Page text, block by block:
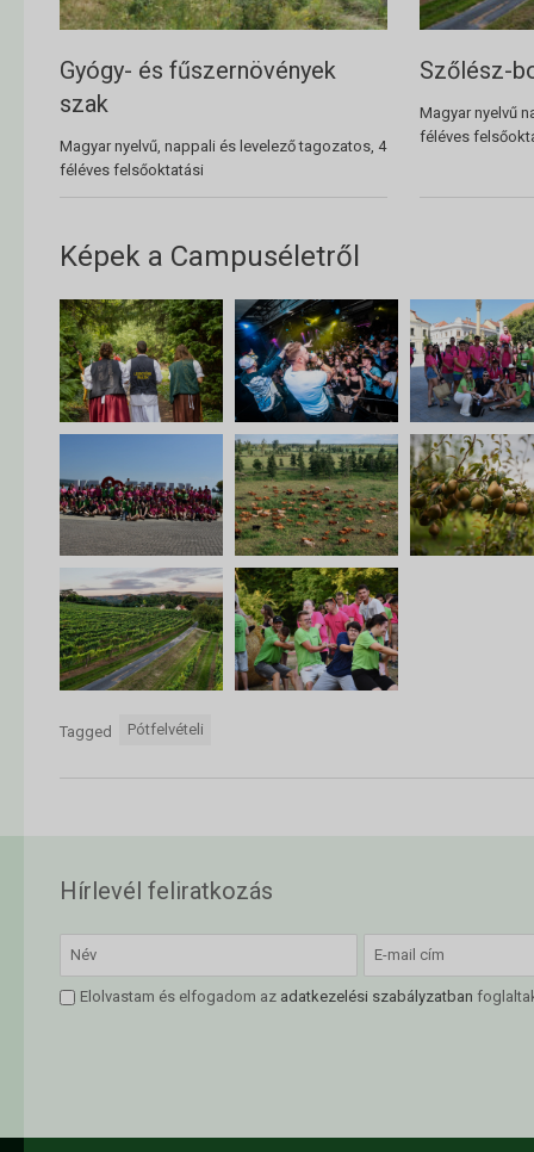
Gyógy- és fűszernövények
szak
Magyar nyelvű, nappali és levelező tagozatos, 4
féléves felsőoktatási
Szőlész-
Magyar nyelvű
féléves
Képek a Campuséletről
Tagged Pótfelvételi
Hírlevél feliratkozás
Elolvastam és elfogadom az adatkezelési szabályzatban